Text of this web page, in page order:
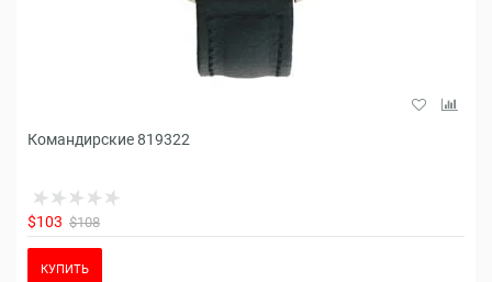
Командирские 819322
$103 $108
КУПИТЬ